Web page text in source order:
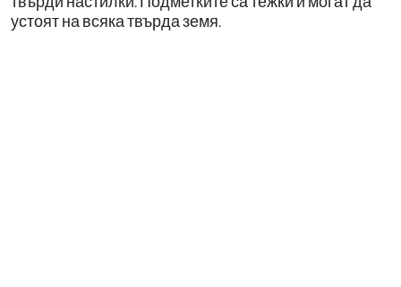
устоят на всяка твърда земя.